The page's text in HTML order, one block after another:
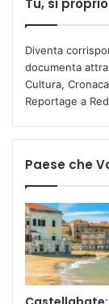
Diventa
documenta
Cultura,
Reportage a
Paese che